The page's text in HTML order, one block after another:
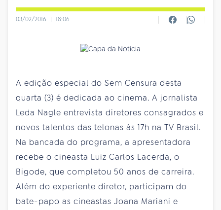
03/02/2016 | 18:06
A edição especial do Sem Censura desta
quarta (3) é dedicada ao cinema. A jornalista
Leda Nagle entrevista diretores consagrados e
novos talentos das telonas às 17h na TV Brasil.
Na bancada do programa, a apresentadora
recebe o cineasta Luiz Carlos Lacerda, o
Bigode, que completou 50 anos de carreira.
Além do experiente diretor, participam do
bate-papo as cineastas Joana Mariani e